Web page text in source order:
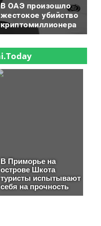
В ОАЭ произошло
жестокое убийство
криптомиллионера